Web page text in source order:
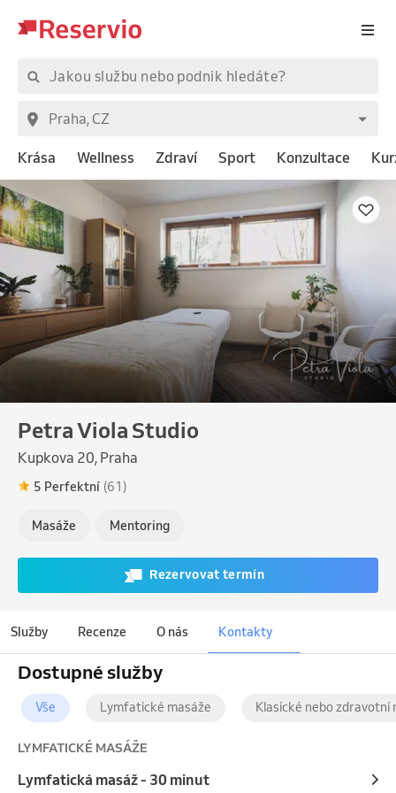
Krása Wellness Zdraví Sport Konzultace
Petra Viola Studio
Kupkova 20, Praha
5 Perfektní (61)
Masáže Mentoring
Rezervovat termín
Služby Recenze O nás Kontakty
Dostupné služby
Vše Lymfatické masáže Klasické nebo zdravotní
LYMFATICKÉ MASÁŽE
Lymfatická masáž - 30 minut